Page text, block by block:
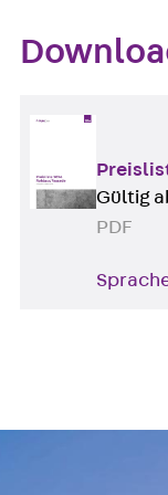
Gültig
PDF